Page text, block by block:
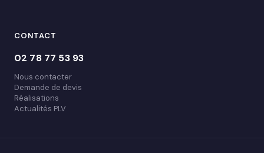
CONTACT
02 78 77 53 93
Nous contacter
Demande de devis
Réalisations
Actualités PLV